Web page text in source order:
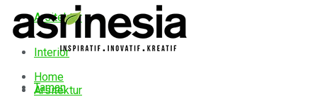
Arsitektur
Interior
Taman
Home
Arsitektur